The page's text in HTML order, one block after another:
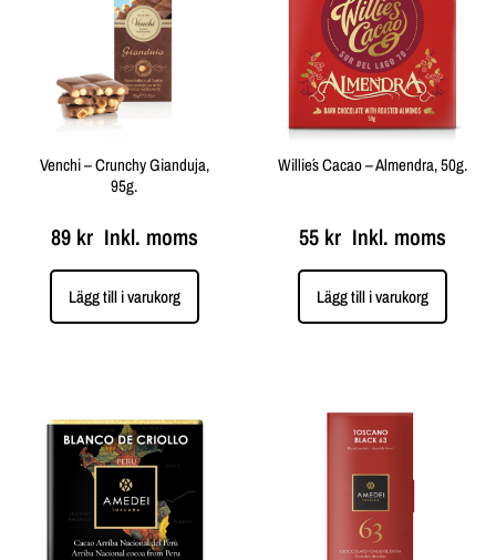
Venchi – Crunchy Gianduja,
95g.
89 krInkl. moms
Lägg till i varukorg
Willie´s Cacao – Almendra, 50g.
55 krInkl. moms
Lägg till i varukorg